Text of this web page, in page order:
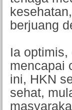
berjuang
Ia
mencapai
ini, HKN
sehat,